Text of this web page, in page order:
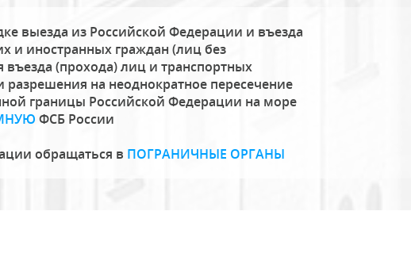
выезда из Российской Федерации и въезда
и иностранных граждан (лиц без
(прохода) лиц и транспортных
на неоднократное пересечение
границы Российской Федерации на море
ФСБ России
обращаться в ПОГРАНИЧНЫЕ ОРГАНЫ